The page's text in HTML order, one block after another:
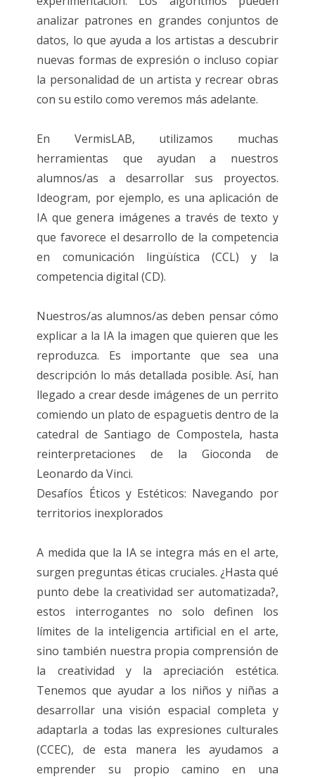
analizar patrones en grandes conjuntos de
datos, lo que ayuda a los artistas a descubrir
nuevas formas de expresión o incluso copiar
la personalidad de un artista y recrear obras
con su estilo como veremos más adelante.
En VermisLAB, utilizamos muchas
herramientas que ayudan a nuestros
alumnos/as a desarrollar sus proyectos.
Ideogram, por ejemplo, es una aplicación de
IA que genera imágenes a través de texto y
que favorece el desarrollo de la competencia
en comunicación lingüística (CCL) y la
competencia digital (CD).
Nuestros/as alumnos/as deben pensar cómo
explicar a la IA la imagen que quieren que les
reproduzca. Es importante que sea una
descripción lo más detallada posible. Así, han
llegado a crear desde imágenes de un perrito
comiendo un plato de espaguetis dentro de la
catedral de Santiago de Compostela, hasta
reinterpretaciones de la Gioconda de
Leonardo da Vinci.
Desafíos Éticos y Estéticos: Navegando por
territorios inexplorados
A medida que la IA se integra más en el arte,
surgen preguntas éticas cruciales. ¿Hasta qué
punto debe la creatividad ser automatizada?,
estos interrogantes no solo definen los
límites de la inteligencia artificial en el arte,
sino también nuestra propia comprensión de
la creatividad y la apreciación estética.
Tenemos que ayudar a los niños y niñas a
desarrollar una visión espacial completa y
adaptarla a todas las expresiones culturales
(CCEC), de esta manera les ayudamos a
emprender su propio camino en una